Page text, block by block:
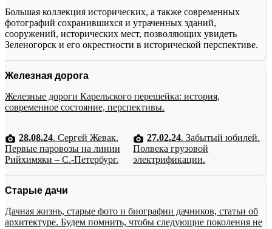
Большая коллекция исторических, а также современных
фотографий сохранившихся и утраченных зданий,
сооружений, исторических мест, позволяющих увидеть
Зеленогорск и его окрестности в исторической перспективе.
Железная дорога
Железные дороги Карельского перешейка: история,
современное состояние, перспективы.
28.08.24. Сергей Жевак.
Первые паровозы на линии
Рийхимяки – С.-Петербург.
27.02.24. Забытый юбилей.
Полвека грузовой
электрификации.
Старые дачи
Дачная жизнь, старые фото и биографии дачников, статьи об
архитектуре. Будем помнить, чтобы следующие поколения не